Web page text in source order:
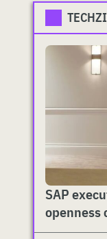
SAP
openness